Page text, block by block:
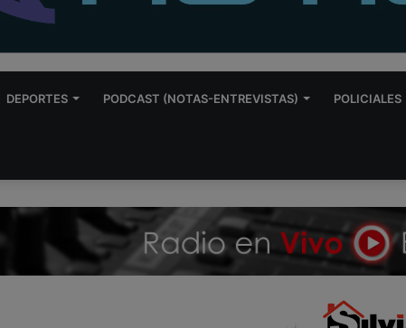
DEPORTES PODCAST (NOTAS-ENTREVISTAS) POLICIALES